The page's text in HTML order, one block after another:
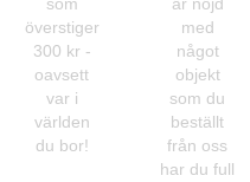
överstiger
300 kr -
oavsett
var i
världen
du bor!
med
något
objekt
som du
beställt
från oss
har du full